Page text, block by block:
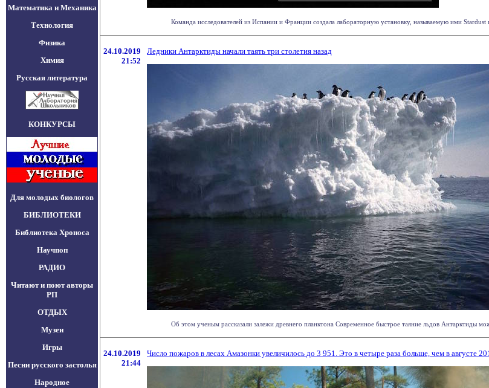
Математика и Механика
Технология
Физика
Химия
Русская литература
КОНКУРСЫ
Для молодых биологов
БИБЛИОТЕКИ
Библиотека Хроноса
Научпоп
РАДИО
Читают и поют авторы
РП
ОТДЫХ
Музеи
Игры
Песни русского застолья
Народное
Команда исследователей из Испании и Франции создала лабораторную установку, называемую ими Stardust
24.10.2019
21:52
Ледники Антарктиды начали таять три столетия назад
Об этом ученым рассказали залежи древнего планктона Современное быстрое таяние льдов Антарктиды
24.10.2019
21:44
Число пожаров в лесах Амазонки увеличилось до 3 951. Это в четыре раза больше, чем в августе